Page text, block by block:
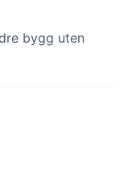
bygg uten